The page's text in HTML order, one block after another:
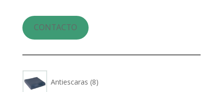
CONTACTO
Antiescaras 8
productos